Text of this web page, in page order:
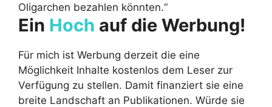
Oligarchen bezahlen könnten.“
Ein Hoch auf die Werbung!
Für mich ist Werbung derzeit die eine
Möglichkeit Inhalte kostenlos dem Leser zur
Verfügung zu stellen. Damit finanziert sie eine
breite Landschaft an Publikationen. Würde sie